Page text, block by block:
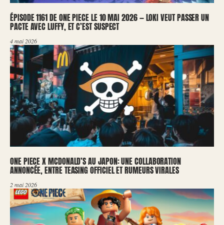
ÉPISODE 1161 DE ONE PIECE LE 10 MAI 2026 — LOKI VEUT PASSER UN
PACTE AVEC LUFFY, ET C’EST SUSPECT
4 mai 2026
ONE PIECE X MCDONALD’S AU JAPON: UNE COLLABORATION
ANNONCÉE, ENTRE TEASING OFFICIEL ET RUMEURS VIRALES
2 mai 2026